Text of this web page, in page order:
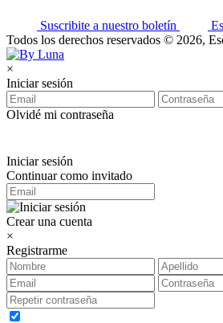
Suscribite a nuestro boletín
Todos los derechos reservados © 2026,
×
Iniciar sesión
Olvidé mi contraseña
Iniciar sesión
Continuar como invitado
Crear una cuenta
×
Registrarme